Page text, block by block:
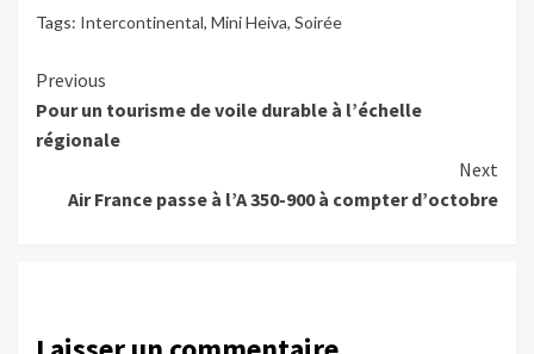
Tags: Intercontinental, Mini Heiva, Soirée
Continue
Reading
Previous
Pour un tourisme de voile durable à l’échelle
régionale
Next
Air France passe à l’A 350-900 à compter d’octobre